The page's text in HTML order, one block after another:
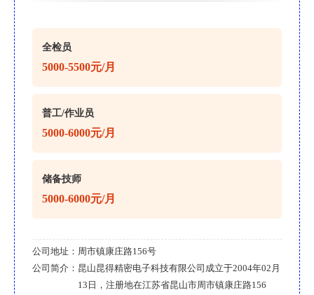
全检员
5000-5500元/月
普工/作业员
5000-6000元/月
储备技师
5000-6000元/月
公司地址： 周市镇康庄路156号
公司简介： 昆山昆得精密电子科技有限公司成立于2004年02月
13日，注册地在江苏省昆山市周市镇康庄路156